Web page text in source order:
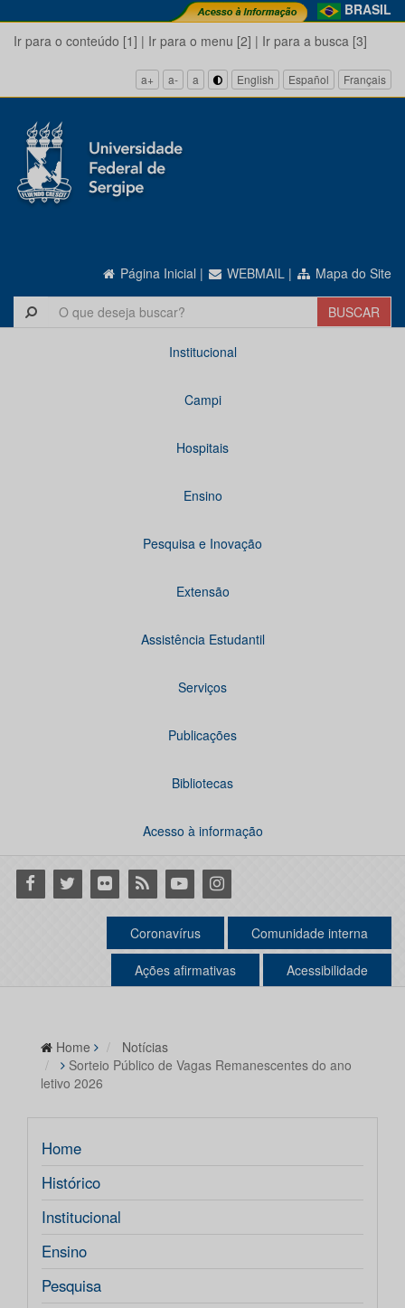
BRASIL
Ir para o conteúdo [1] | Ir para o menu [2] | Ir para a busca [3]
a+ a- a English Español Français
Página Inicial | WEBMAIL | Mapa do Site
Institucional
Campi
Hospitais
Ensino
Pesquisa e Inovação
Extensão
Assistência Estudantil
Serviços
Publicações
Bibliotecas
Acesso à informação
Facebook
Twitter Flickr RSS YoutubeInstagram
Coronavírus Comunidade interna
Ações afirmativas Acessibilidade
Home
Notícias
Sorteio Público de Vagas Remanescentes do ano
letivo 2026
Home
Histórico
Institucional
Ensino
Pesquisa